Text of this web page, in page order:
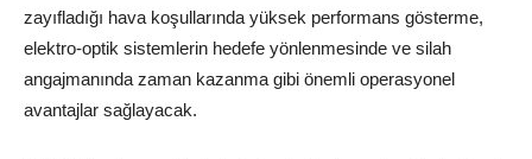
zayıfladığı hava koşullarında yüksek performans gösterme,
elektro-optik sistemlerin hedefe yönlenmesinde ve silah
angajmanında zaman kazanma gibi önemli operasyonel
avantajlar sağlayacak.